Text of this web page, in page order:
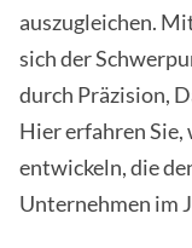
auszugleichen.
sich der
durch Präzision,
Hier erfahren Sie,
entwickeln, die
Unternehmen im